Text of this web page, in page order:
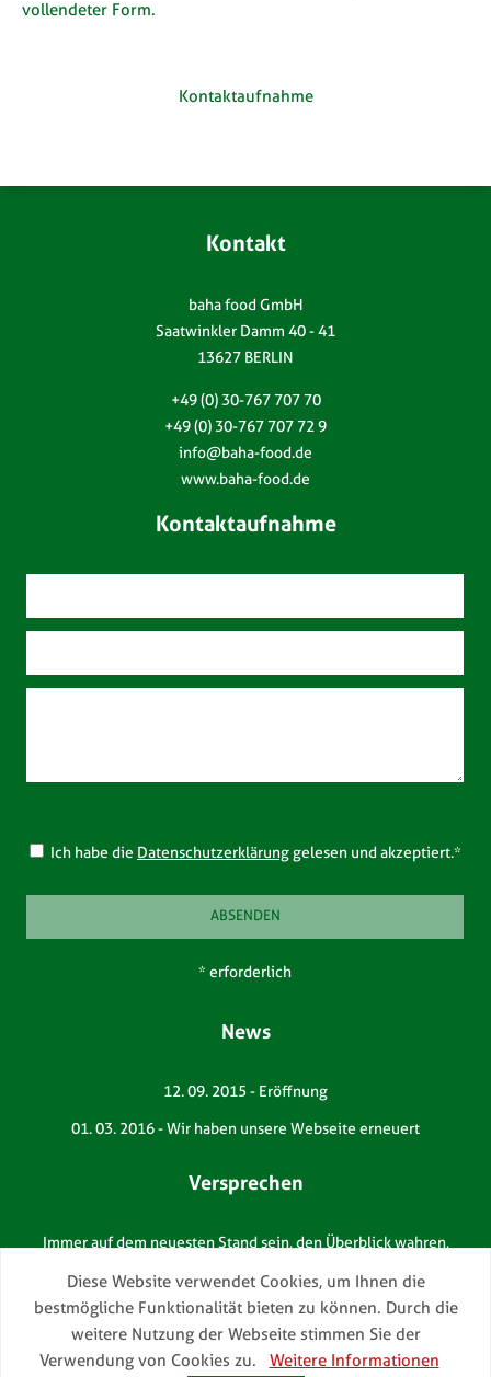
Diese Website verwendet Cookies, um Ihnen die
bestmögliche Funktionalität bieten zu können. Durch die
weitere Nutzung der Webseite stimmen Sie der
Verwendung von Cookies zu. Weitere Informationen
vollendeter Form.
Kontaktaufnahme
Kontakt
baha food GmbH
Saatwinkler Damm 40 - 41
13627 BERLIN
+49 (0) 30-767 707 70
+49 (0) 30-767 707 72 9
info@baha-food.de
www.baha-food.de
Kontaktaufnahme
Ich habe die Datenschutzerklärung gelesen und akzeptiert.*
* erforderlich
News
12. 09. 2015 - Eröffnung
01. 03. 2016 - Wir haben unsere Webseite erneuert
Versprechen
Immer auf dem neuesten Stand sein, den Überblick wahren,